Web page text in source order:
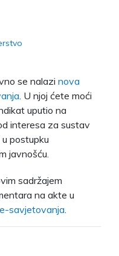
se nalazi nova
. U njoj ćete moći
uputio na
interesa za sustav
postupku
javnošću.
sadržajem
na akte u
savjetovanja